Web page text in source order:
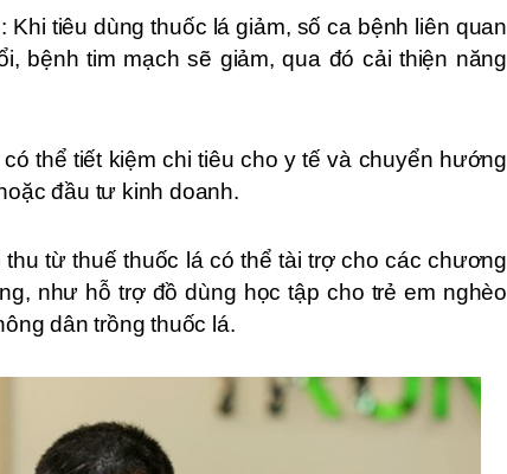
tiêu dùng thuốc lá giảm, số ca bệnh liên quan
bệnh tim mạch sẽ giảm, qua đó cải thiện năng
thể tiết kiệm chi tiêu cho y tế và chuyển hướng
đầu tư kinh doanh.
từ thuế thuốc lá có thể tài trợ cho các chương
như hỗ trợ đồ dùng học tập cho trẻ em nghèo
dân trồng thuốc lá.